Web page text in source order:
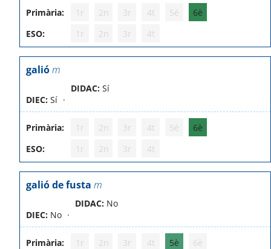
Primària: 1r 2n 3r 4t 5è
6è
ESO:
1r 2n 3r 4t
galióm
DIEC: Sí
DIDAC: Sí
Primària: 1r 2n 3r 4t 5è
6è
ESO:
1r 2n 3r 4t
galió de fusta m
DIEC: No
DIDAC: No
Primària: 1r 2n 3r 4t 5è
6è